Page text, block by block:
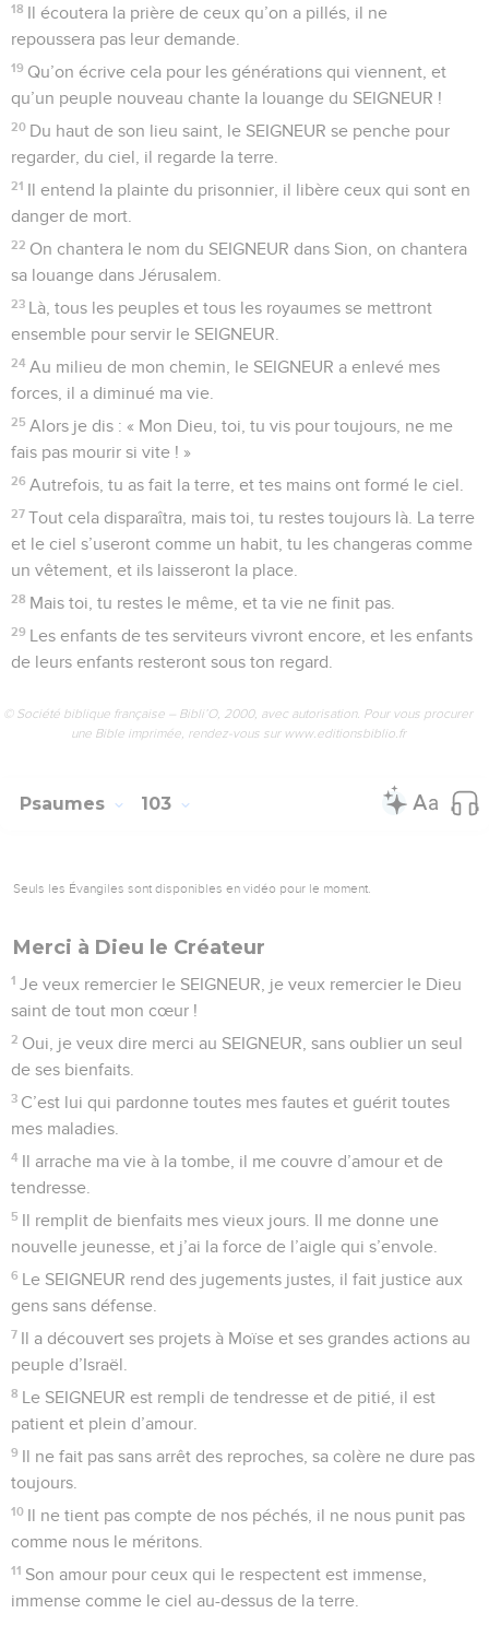
18 Il écoutera la prière de ceux qu’on a pillés, il ne
repoussera pas leur demande.
19 Qu’on écrive cela pour les générations qui viennent, et
qu’un peuple nouveau chante la louange du SEIGNEUR !
20 Du haut de son lieu saint, le SEIGNEUR se penche pour
regarder, du ciel, il regarde la terre.
21 Il entend la plainte du prisonnier, il libère ceux qui sont en
danger de mort.
22 On chantera le nom du SEIGNEUR dans Sion, on chantera
sa louange dans Jérusalem.
23 Là, tous les peuples et tous les royaumes se mettront
ensemble pour servir le SEIGNEUR.
24 Au milieu de mon chemin, le SEIGNEUR a enlevé mes
forces, il a diminué ma vie.
25 Alors je dis : « Mon Dieu, toi, tu vis pour toujours, ne me
fais pas mourir si vite ! »
26 Autrefois, tu as fait la terre, et tes mains ont formé le ciel.
27 Tout cela disparaîtra, mais toi, tu restes toujours là. La terre
et le ciel s’useront comme un habit, tu les changeras comme
un vêtement, et ils laisseront la place.
28 Mais toi, tu restes le même, et ta vie ne finit pas.
29 Les enfants de tes serviteurs vivront encore, et les enfants
de leurs enfants resteront sous ton regard.
© Société biblique française – Bibli’O, 2000, avec autorisation. Pour vous procurer
une Bible imprimée, rendez-vous sur www.editionsbiblio.fr
Psaumes 103
Seuls les Évangiles sont disponibles en vidéo pour le moment.
Merci à Dieu le Créateur
1 Je veux remercier le SEIGNEUR, je veux remercier le Dieu
saint de tout mon cœur !
2 Oui, je veux dire merci au SEIGNEUR, sans oublier un seul
de ses bienfaits.
3 C’est lui qui pardonne toutes mes fautes et guérit toutes
mes maladies.
4 Il arrache ma vie à la tombe, il me couvre d’amour et de
tendresse.
5 Il remplit de bienfaits mes vieux jours. Il me donne une
nouvelle jeunesse, et j’ai la force de l’aigle qui s’envole.
6 Le SEIGNEUR rend des jugements justes, il fait justice aux
gens sans défense.
7 Il a découvert ses projets à Moïse et ses grandes actions au
peuple d’Israël.
8 Le SEIGNEUR est rempli de tendresse et de pitié, il est
patient et plein d’amour.
9 Il ne fait pas sans arrêt des reproches, sa colère ne dure pas
toujours.
10 Il ne tient pas compte de nos péchés, il ne nous punit pas
comme nous le méritons.
11 Son amour pour ceux qui le respectent est immense,
immense comme le ciel au-dessus de la terre.